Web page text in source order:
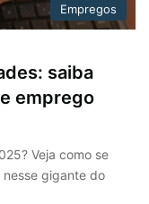
Empregos
saiba
emprego
Veja como se
gigante do